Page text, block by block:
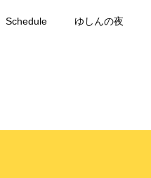
Schedule ゆしんの夜